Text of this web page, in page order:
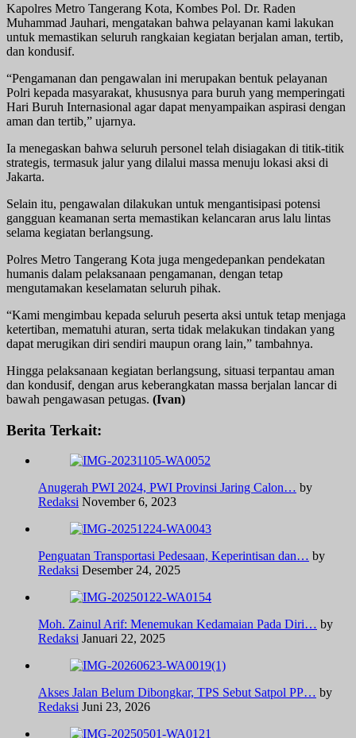
Kapolres Metro Tangerang Kota, Kombes Pol. Dr. Raden
Muhammad Jauhari, mengatakan bahwa pelayanan kami lakukan
untuk memastikan seluruh rangkaian kegiatan berjalan aman, tertib,
dan kondusif.
“Pengamanan dan pengawalan ini merupakan bentuk pelayanan
Polri kepada masyarakat, khususnya para buruh yang memperingati
Hari Buruh Internasional agar dapat menyampaikan aspirasi dengan
aman dan tertib,” ujarnya.
Ia menegaskan bahwa seluruh personel telah disiagakan di titik-titik
strategis, termasuk jalur yang dilalui massa menuju lokasi aksi di
Jakarta.
Selain itu, pengawalan dilakukan untuk mengantisipasi potensi
gangguan keamanan serta memastikan kelancaran arus lalu lintas
selama kegiatan berlangsung.
Polres Metro Tangerang Kota juga mengedepankan pendekatan
humanis dalam pelaksanaan pengamanan, dengan tetap
mengutamakan keselamatan seluruh pihak.
“Kami mengimbau kepada seluruh peserta aksi untuk tetap menjaga
ketertiban, mematuhi aturan, serta tidak melakukan tindakan yang
dapat merugikan diri sendiri maupun orang lain,” tambahnya.
Hingga pelaksanaan kegiatan berlangsung, situasi terpantau aman
dan kondusif, dengan arus keberangkatan massa berjalan lancar di
bawah pengawasan petugas. (Ivan)
Berita Terkait:
Anugerah PWI 2024, PWI Provinsi Jaring Calon… by
Redaksi November 6, 2023
Penguatan Transportasi Pedesaan, Keperintisan dan… by
Redaksi Desember 24, 2025
Moh. Zainul Arif: Menemukan Kedamaian Pada Diri… by
Redaksi Januari 22, 2025
Akses Jalan Belum Dibongkar, TPS Sebut Satpol PP… by
Redaksi Juni 23, 2026